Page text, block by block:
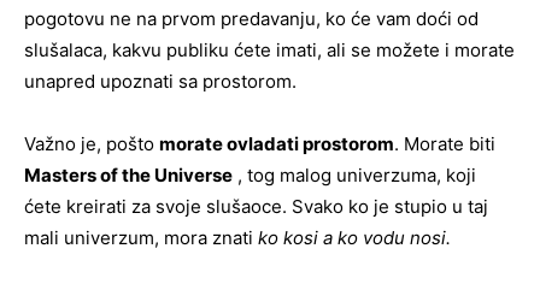
pogotovu ne na prvom predavanju, ko će vam doći od
slušalaca, kakvu publiku ćete imati, ali se možete i morate
unapred upoznati sa prostorom.
Važno je, pošto morate ovladati prostorom. Morate biti
Masters of the Universe , tog malog univerzuma, koji
ćete kreirati za svoje slušaoce. Svako ko je stupio u taj
mali univerzum, mora znati ko kosi a ko vodu nosi.